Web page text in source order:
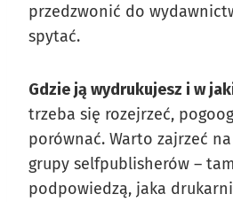
przedzwonić do
spytać.
Gdzie ją wydrukujesz i w
trzeba się rozejrzeć,
porównać. Warto zajrzeć
grupy selfpublisherów –
podpowiedzą, jaka